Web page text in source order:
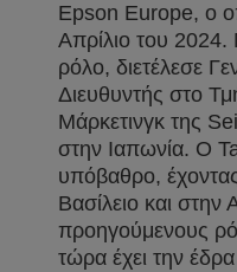
Epson Europe, ο
Απρίλιο του
ρόλο, διετέλεσε
Διευθυντής στο
Μάρκετινγκ της
στην Ιαπωνία. Ο
υπόβαθρο,
Βασίλειο και
προηγούμενους
τώρα έχει την